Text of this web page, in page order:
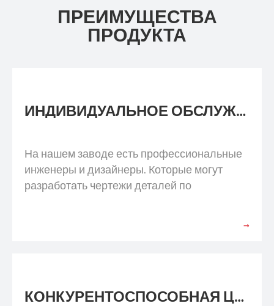
ПРЕИМУЩЕСТВА
ПРОДУКТА
ИНДИВИДУАЛЬНОЕ ОБСЛУЖИВАНИЕ
На нашем заводе есть профессиональные
инженеры и дизайнеры. Которые могут
разработать чертежи деталей по
→
КОНКУРЕНТОСПОСОБНАЯ ЦЕНА